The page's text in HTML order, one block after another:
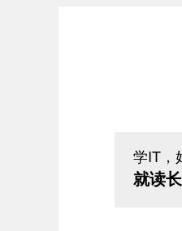
学IT，
就读